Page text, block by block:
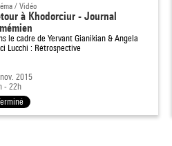
/ Vidéo
à Khodorciur - Journal
le cadre de Yervant Gianikian & Angela
Lucchi : Rétrospective
2015
- 22h